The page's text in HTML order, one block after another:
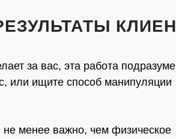
за вас, эта работа
или ищите способ манипуляции
не менее важно, чем физическое